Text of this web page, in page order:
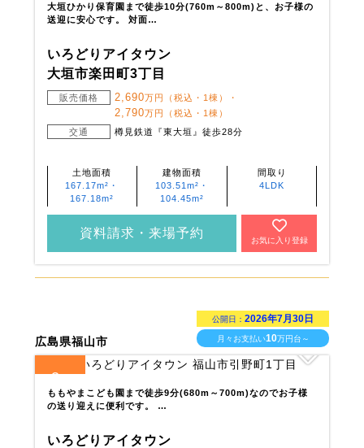
大垣ひかり保育園まで徒歩10分(760m～800m)と、お子様の
送迎に安心です。 対面…
いろどりアイタウン
大垣市楽田町3丁目
販売価格 2,690万円（税込・1棟）・
2,790万円（税込・1棟）
交通
樽見鉄道『東大垣』徒歩28分
土地面積
167.17m²・
167.18m²
建物面積
103.51m²・
104.45m²
間取り
4LDK
資料請求・来場予約
お気に入り登録
広島県福山市
公開日：2026年7月30日
月々お支払い10万円台～
3
ももやまこども園まで徒歩9分(680m～700m)なのでお子様
の送り迎えに便利です。 …
いろどりアイタウン